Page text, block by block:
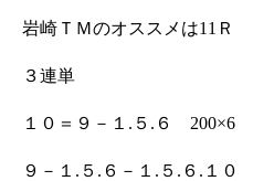
岩崎ＴＭのオススメは11Ｒ
３連単
１０＝９－１.５.６ 200×6
９－１.５.６－１.５.６.１０